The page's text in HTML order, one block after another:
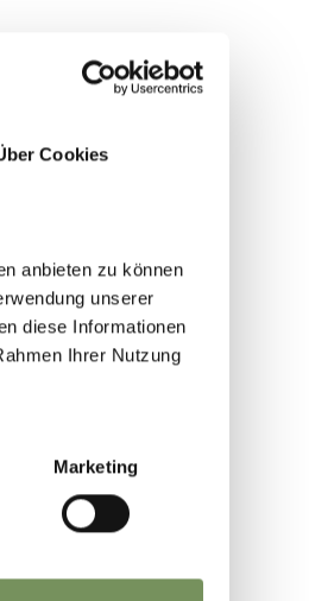
Cookies
anbieten zu können
unserer
diese Informationen
Ihrer Nutzung
Marketing